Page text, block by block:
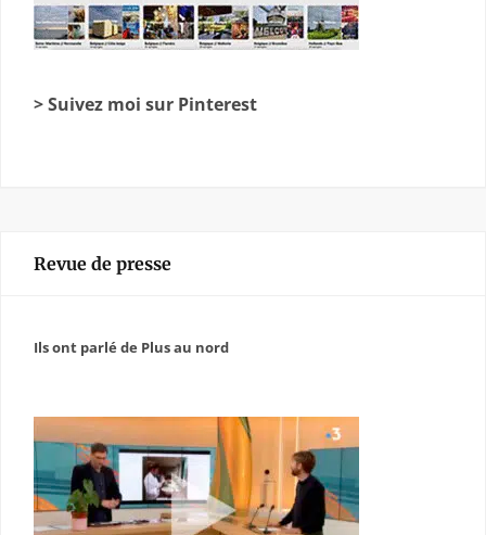
> Suivez moi sur Pinterest
Revue de presse
Ils ont parlé de Plus au nord